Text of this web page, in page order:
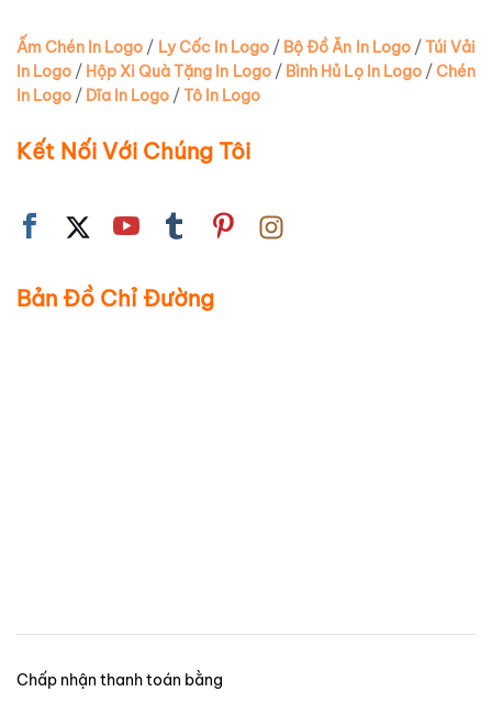
Ấm Chén In Logo / Ly Cốc In Logo/ Bộ Đồ Ăn In Logo/ Túi Vải
In Logo / Hộp Xi Quà Tặng In Logo/ Bình Hủ Lọ In Logo/ Chén
In Logo / Dĩa In Logo / Tô In Logo
Kết Nối Với Chúng Tôi
Bản Đồ Chỉ Đường
Chấp nhận thanh toán bằng